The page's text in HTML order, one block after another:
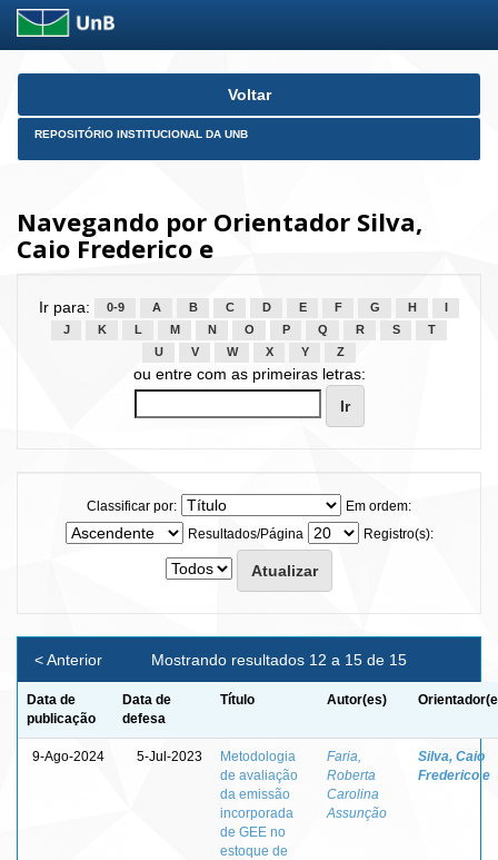
Skip
Voltar
REPOSITÓRIO INSTITUCIONAL DA UNB
Navegando por Orientador Silva,
Caio Frederico e
Ir para: 0-9 A B C D E F G H
J
K L M N O P Q R S
T
U
V W X Y Z
ou entre com as primeiras letras:
Classificar por:
Em ordem:
Resultados/Página
Registro(s):
Mostrando resultados 12 a 15 de 15
< Anterior
Data de
publicação
Data de
defesa
Título Autor(es)
9-Ago-2024 5-Jul-2023
Metodologia
de avaliação
da emissão
incorporada
de GEE no
estoque de
Faria,
Roberta
Carolina
Assunção
Silva, Caio
Frederico e